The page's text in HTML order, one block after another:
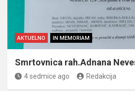
AKTUELNO IN MEMORIAM
Smrtovnica rah.Adnana
4 sedmice ago Redakcija